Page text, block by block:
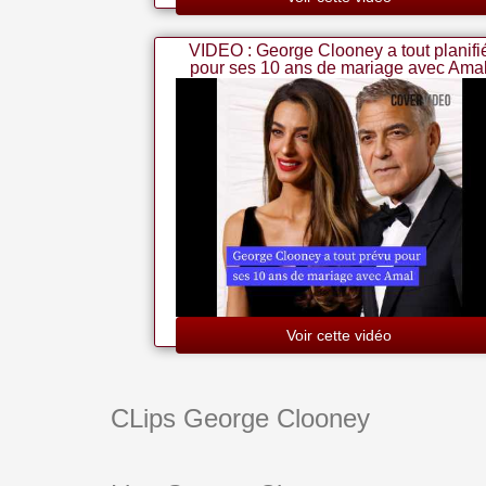
VIDEO : George Clooney a tout
pour ses 10 ans de mariage avec
Voir cette vidéo
CLips George Clooney